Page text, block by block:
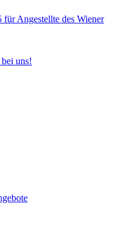
Angestellte des Wiener
uns!